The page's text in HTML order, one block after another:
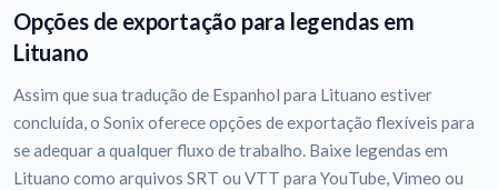
Opções de exportação para legendas em
Lituano
Assim que sua tradução de Espanhol para Lituano estiver
concluída, o Sonix oferece opções de exportação flexíveis para
se adequar a qualquer fluxo de trabalho. Baixe legendas em
Lituano como arquivos SRT ou VTT para YouTube, Vimeo ou